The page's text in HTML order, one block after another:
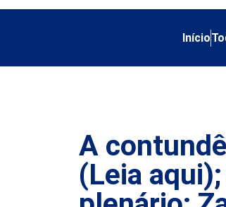
Início
A
(Leia